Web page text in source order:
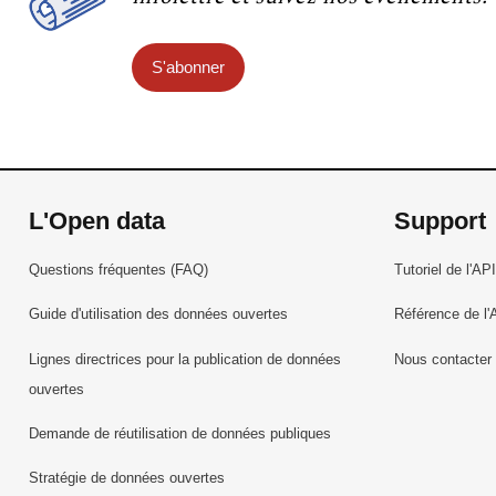
S'abonner
L'Open data
Questions fréquentes (FAQ)
Guide d'utilisation des données ouvertes
Lignes directrices pour la publication de données
ouvertes
Demande de réutilisation de données publiques
Stratégie de données ouvertes
Support
Tutoriel de l'API
Référence de
Nous contacter